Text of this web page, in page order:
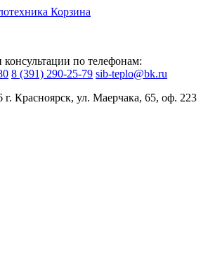
Корзина
консультации по телефонам:
8 (391) 290-25-79 sib-teplo@bk.ru
г. Красноярск, ул. Маерчака, 65, оф. 223